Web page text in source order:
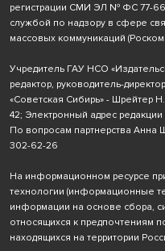
регистрации СМИ ЭЛ № ФС 77-
службой по надзору в сфере
массовых коммуникаций
Учредитель ГАУ НСО
редактор, руководитель-
«Советская Сибирь» - Шрейтер
42; Электронный адрес редакции
По вопросам партнерства Анна
302-62-26
На информационном ресурсе
технологии (информационные
информации на основе сбора,
относящихся к предпочтениям
находящихся на территории